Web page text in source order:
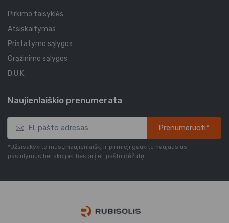
Pirkimo taisyklės
Atsiskaitymas
Pristatymo sąlygos
Grąžinimo sąlygos
D.U.K.
Naujienlaiškio prenumerata
Prenumeruoti*
*Užsisakykite mūsų naujienlaiškį ir pirmieji gaukite naujausius
pasiūlymus bei akcijas tiesiai į el. pašto dėžutę.